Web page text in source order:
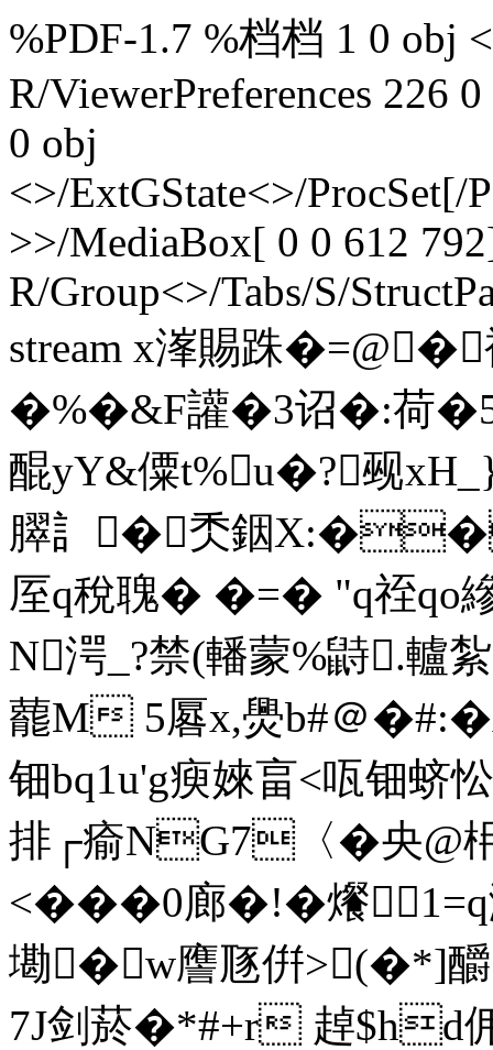
%PDF-1.7 %档档 1 0 obj
R/ViewerPreferences 226
0 obj
<>/ExtGState<>/ProcSet[/
>>/MediaBox[ 0 0 612
R/Group<>/Tabs/S/
stream x溄賜跦
�%�&F讙�3诏�:荷�5
醌yY&僳t%u�?觋
臎訁�秂銦
厔q稅聭� �=� "q祬
N湂_?禁(轓蒙%鼭.轤
藣M 5厬x,爂b#＠
钿bq1u'g瘐婡畗<咓钿蛴
排┌瘉NG7〈�央@
<���0廊�!�爘1=q
墈�w譍豗倂>(�*]
7J剑菸�*#+r 趠$hd